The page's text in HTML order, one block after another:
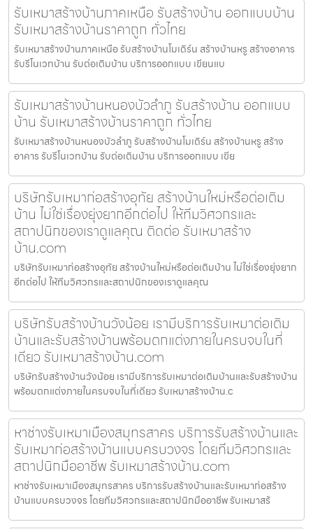
รับเหมาสร้างบ้านภาคเหนือ รับสร้างบ้าน ออกแบบบ้าน
รับเหมาสร้างบ้านราคาถูก ทั่วไทย
รับเหมาสร้างบ้านภาคเหนือ รับสร้างบ้านโมเดิร์น สร้างบ้านหรู สร้างอาคาร
รับรีโนเวทบ้าน รับต่อเติมบ้าน บริการออกแบบ เขียนแบ
รับเหมาสร้างบ้านหนองบัวลำภู รับสร้างบ้าน ออกแบบ
บ้าน รับเหมาสร้างบ้านราคาถูก ทั่วไทย
รับเหมาสร้างบ้านหนองบัวลำภู รับสร้างบ้านโมเดิร์น สร้างบ้านหรู สร้าง
อาคาร รับรีโนเวทบ้าน รับต่อเติมบ้าน บริการออกแบบ เขีย
บริษัทรับเหมาก่อสร้างอุทัย สร้างบ้านใหม่หรือต่อเติม
บ้าน ไม่ใช่เรื่องยุ่งยากอีกต่อไป ให้ทีมวิศวกรและ
สถาปนิกของเราดูแลคุณ ติดต่อ รับเหมาสร้าง
บ้าน.com
บริษัทรับเหมาก่อสร้างอุทัย สร้างบ้านใหม่หรือต่อเติมบ้าน ไม่ใช่เรื่องยุ่งยาก
อีกต่อไป ให้ทีมวิศวกรและสถาปนิกของเราดูแลคุณ
บริษัทรับสร้างบ้านวังน้อย เรามีบริการรับเหมาต่อเติม
บ้านและรับสร้างบ้านพร้อมตกแต่งภายในครบจบในที่
เดียว รับเหมาสร้างบ้าน.com
บริษัทรับสร้างบ้านวังน้อย เรามีบริการรับเหมาต่อเติมบ้านและรับสร้างบ้าน
พร้อมตกแต่งภายในครบจบในที่เดียว รับเหมาสร้างบ้าน.c
หาช่างรับเหมาเมืองสมุทรสาคร บริการรับสร้างบ้านและ
รับเหมาก่อสร้างบ้านแบบครบวงจร โดยทีมวิศวกรและ
สถาปนิกมืออาชีพ รับเหมาสร้างบ้าน.com
หาช่างรับเหมาเมืองสมุทรสาคร บริการรับสร้างบ้านและรับเหมาก่อสร้าง
บ้านแบบครบวงจร โดยทีมวิศวกรและสถาปนิกมืออาชีพ รับเหมาสร้